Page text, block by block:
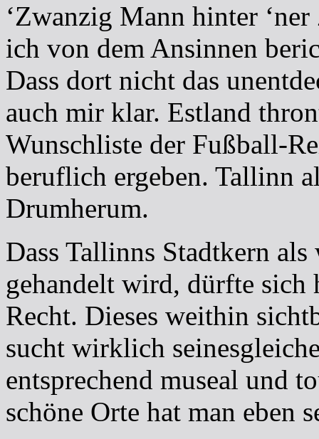
‘Zwanzig Mann hinter
ich von dem Ansinnen
Dass dort nicht das
auch mir klar. Estland
Wunschliste der Fußball-
beruflich ergeben. Tallinn
Drumherum.
Dass Tallinns Stadtkern
gehandelt wird, dürfte sich
Recht. Dieses weithin
sucht wirklich
entsprechend museal und
schöne Orte hat man eben